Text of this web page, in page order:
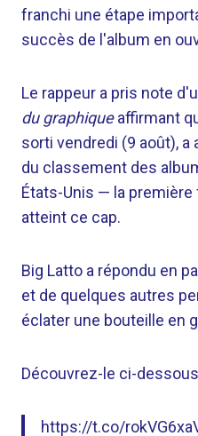
franchi une étape
succès de l'album en
Le rappeur a pris note
du graphiqueaffirmant
sorti vendredi (9 août),
du classement des
États-Unis — la
atteint ce cap.
Big Latto a répondu en
et de quelques autres
éclater une bouteille en
Découvrez-le ci-
https://t.co/